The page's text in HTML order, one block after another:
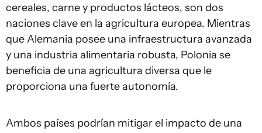
cereales, carne y productos lácteos, son dos
naciones clave en la agricultura europea. Mientras
que Alemania posee una infraestructura avanzada
y una industria alimentaria robusta, Polonia se
beneficia de una agricultura diversa que le
proporciona una fuerte autonomía.
Ambos países podrían mitigar el impacto de una